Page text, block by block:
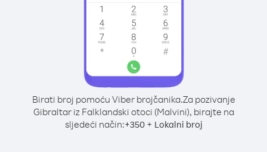
Birati broj pomoću Viber brojčanika.Za pozivanje
Gibraltar iz Falklandski otoci (Malvini), birajte na
sljedeći način:+350+ Lokalni broj